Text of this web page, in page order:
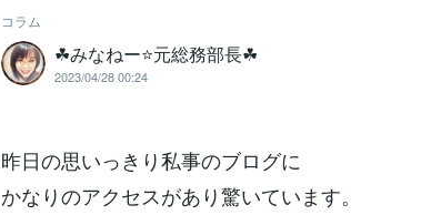
コラム
☘みなねー⭐️元総務部長☘
2023/04/28 00:24
昨日の思いっきり私事のブログに
かなりのアクセスがあり驚いています。